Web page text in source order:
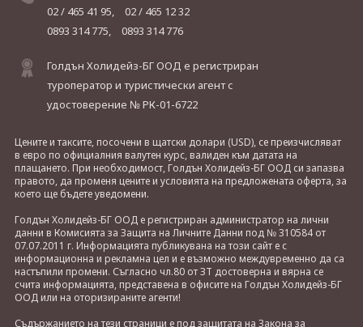
02 / 465 41 95,
02 / 465 12 32
0893 314 775,
0893 314 776
Голдън Холидейз-БГ ООД е регистриран
туроператор и туристически агент с
удостоверение № РК-01-6722
Цените и таксите, посочени в щатски долари (USD), се преизчисляват
в евро по официалния валутен курс, валиден към датата на
плащането. При необходимост, Голдън Холидейз-БГ ООД си запазва
правото, да променя цените и условията на предложената оферта, за
което ще бъдете уведомени.
Голдън Холидейз-БГ ООД е регистриран администратор на лични
данни в Комисията за Защита на Личните Данни под № 310584 от
07.07.2011 г. Информацията публикувана на този сайт е с
информационна и рекламна цел и е възможно междувременно да са
настъпили промени. Съгласно чл.80 от ЗТ достоверна и вярна се
счита информацията, представена в офисите на Голдън Холидейз-БГ
ООД или на оторизираните агенти!
Съдържанието на тези страници е под защитата на Закона за